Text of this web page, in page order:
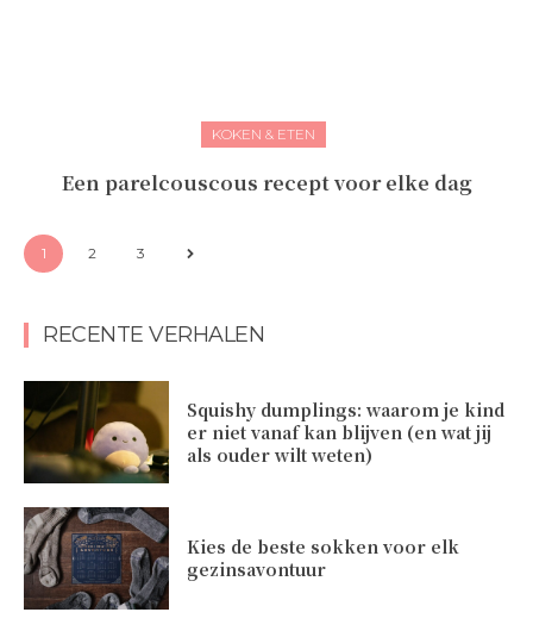
KOKEN & ETEN
Een parelcouscous recept voor elke dag
1 2 3
RECENTE VERHALEN
Squishy dumplings: waarom je kind
er niet vanaf kan blijven (en wat jij
als ouder wilt weten)
Kies de beste sokken voor elk
gezinsavontuur